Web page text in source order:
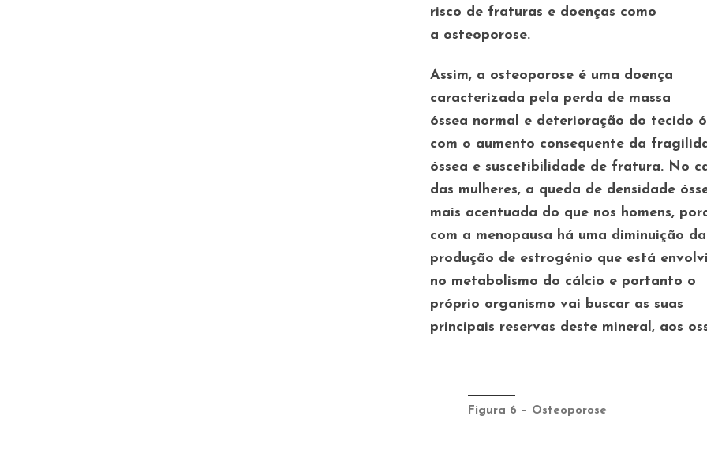
risco de fraturas e doenças como
a osteoporose.
Assim, a osteoporose é uma doença
caracterizada pela perda de massa
óssea normal e deterioração do tecido
com o aumento consequente da
óssea e suscetibilidade de fratura. No
das mulheres, a queda de densidade
mais acentuada do que nos homens,
com a menopausa há uma diminuição da
produção de estrogénio que está
no metabolismo do cálcio e portanto o
próprio organismo vai buscar as suas
principais reservas deste mineral, aos
Figura 6 – Osteoporose